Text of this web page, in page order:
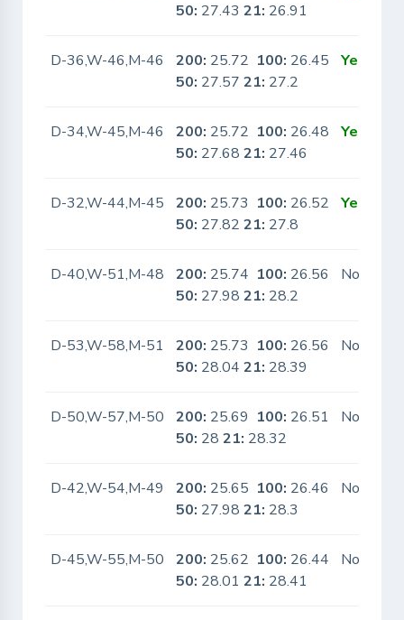
50: 27.4321: 26.91
D-36,W-46,M-46 200: 25.72 100: 26.45
50: 27.5721: 27.2
Yes
D-34,W-45,M-46 200: 25.72 100: 26.48
50: 27.6821: 27.46
Yes
D-32,W-44,M-45 200: 25.73 100: 26.52
50: 27.8221: 27.8
Yes
D-40,W-51,M-48 200: 25.74 100: 26.56
50: 27.9821: 28.2
No
D-53,W-58,M-51 200: 25.73 100: 26.56
50: 28.0421: 28.39
No
D-50,W-57,M-50 200: 25.69 100: 26.51
50: 2821: 28.32
No
D-42,W-54,M-49 200: 25.65 100: 26.46
50: 27.9821: 28.3
No
D-45,W-55,M-50 200: 25.62 100: 26.44
50: 28.0121: 28.41
No